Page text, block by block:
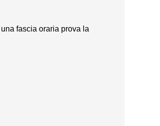
fascia oraria prova la